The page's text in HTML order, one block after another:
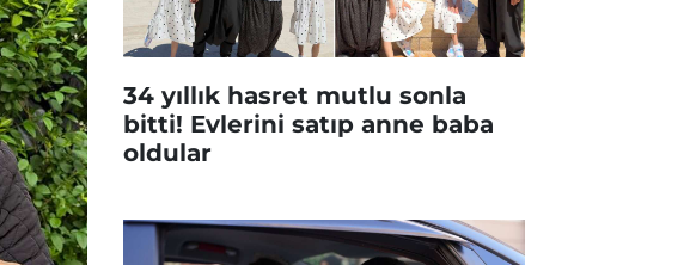
34 yıllık hasret mutlu sonla
bitti! Evlerini satıp anne baba
oldular